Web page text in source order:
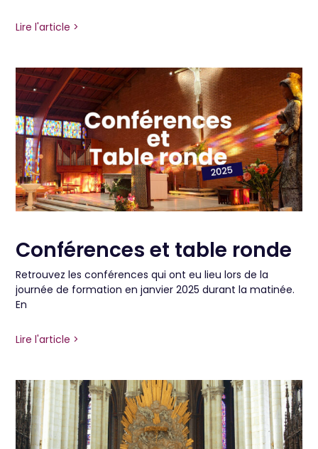
Lire l'article >
Conférences et table ronde
Retrouvez les conférences qui ont eu lieu lors de la
journée de formation en janvier 2025 durant la matinée.
En
Lire l'article >